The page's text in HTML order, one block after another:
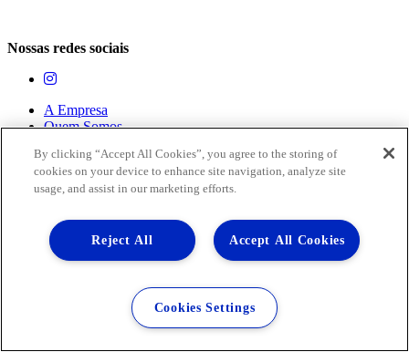
Nossas redes sociais
A Empresa
Quem Somos
Investidores
Notícias
Comunicados
Serviços
Esgotamento Sanitário
Legislação e Tarifas
Evolução dos Serviços
By clicking “Accept All Cookies”, you agree to the storing of
cookies on your device to enhance site navigation, analyze site
usage, and assist in our marketing efforts.
Accept All Cookies
Reject All
Cookies Settings